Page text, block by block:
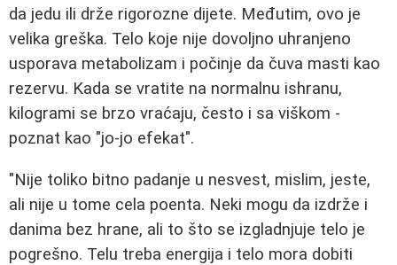
da jedu ili drže rigorozne dijete. Međutim, ovo je
velika greška. Telo koje nije dovoljno uhranjeno
usporava metabolizam i počinje da čuva masti kao
rezervu. Kada se vratite na normalnu ishranu,
kilogrami se brzo vraćaju, često i sa viškom -
poznat kao "jo-jo efekat".
"Nije toliko bitno padanje u nesvest, mislim, jeste,
ali nije u tome cela poenta. Neki mogu da izdrže i
danima bez hrane, ali to što se izgladnjuje telo je
pogrešno. Telu treba energija i telo mora dobiti